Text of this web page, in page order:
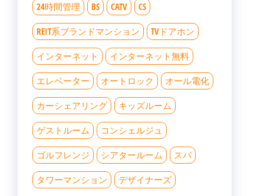
24時間管理 BS CATV CS
REIT系ブランドマンション TVドアホン
インターネット インターネット無料
エレベーター オートロック オール電化
カーシェアリング キッズルーム
ゲストルーム コンシェルジュ
ゴルフレンジ シアタールーム スパ
タワーマンション デザイナーズ